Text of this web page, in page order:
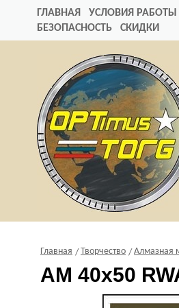
ГЛАВНАЯ УСЛОВИЯ РАБОТЫ
БЕЗОПАСНОСТЬ
СКИДКИ
Главная Творчество Алмазная
AM 40x50